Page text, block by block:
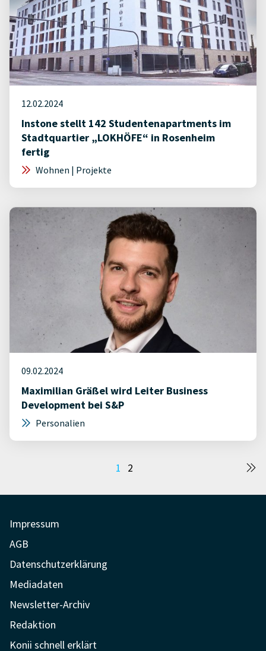
12.02.2024
Instone stellt 142 Studentenapartments im
Stadtquartier „LOKHÖFE“ in Rosenheim
fertig
Wohnen | Projekte
09.02.2024
Maximilian Gräßel wird Leiter Business
Development bei S&P
Personalien
Seitennummerierung
1 2
Impressum
AGB
Datenschutzerklärung
Mediadaten
Newsletter-Archiv
Redaktion
Konii schnell erklärt